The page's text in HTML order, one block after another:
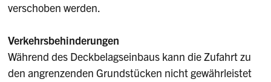
verschoben werden.
Verkehrsbehinderungen
Während des Deckbelagseinbaus kann die Zufahrt zu
den angrenzenden Grundstücken nicht gewährleistet